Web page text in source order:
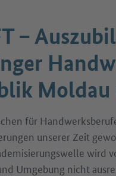
–
Moldau
für
unserer Zeit
wird
Umgebung nicht